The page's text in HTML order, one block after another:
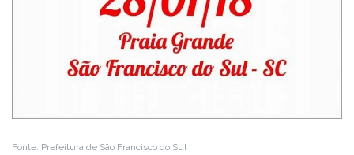
Fonte: Prefeitura de São Francisco do Sul